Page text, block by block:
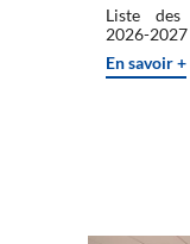
Liste des
2026-2027
En savoir +